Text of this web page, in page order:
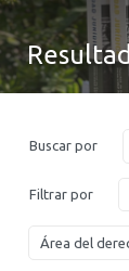
INICIO
ACERCA DE LA
CONVOCATORIA
CONTACTO Y
Buscar por
Filtrar por